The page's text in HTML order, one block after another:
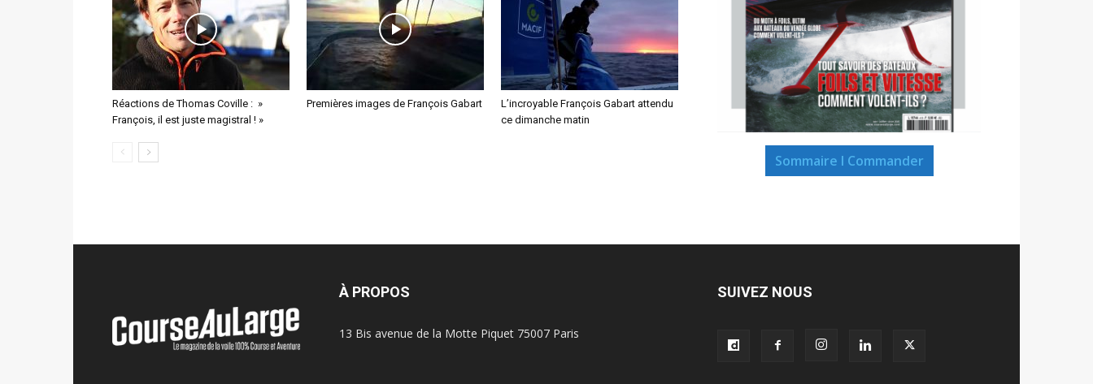
Réactions de Thomas Coville : »
François, il est juste magistral ! »
Premières images de François Gabart
L’incroyable François Gabart attendu
ce dimanche matin
Sommaire I Commander
À PROPOS
13 Bis avenue de la Motte Piquet 75007 Paris
SUIVEZ NOUS